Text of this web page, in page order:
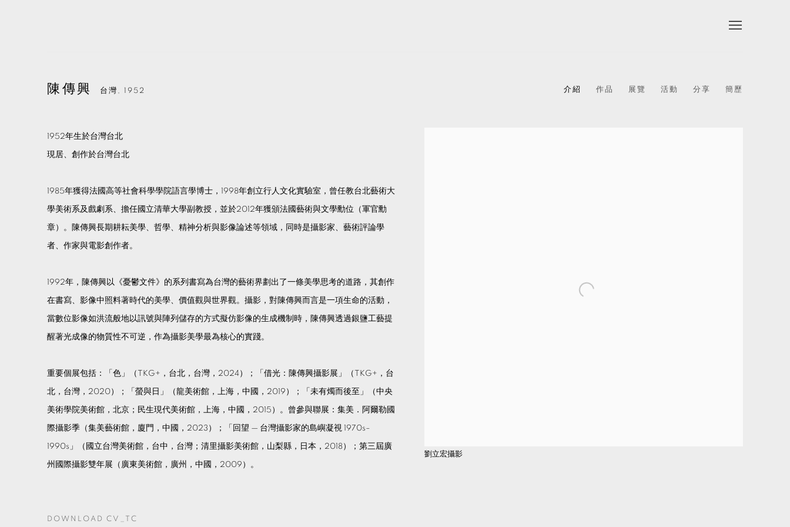
陳傳興 台灣, 1952 介紹 作品 展覽 活動 分享 簡歷
劉立宏攝影
1952年生於台灣台北
現居、創作於台灣台北
1985年獲得法國高等社會科學學院語言學博士，1998年創立行人文化實驗室，曾任教台北藝術大
學美術系及戲劇系、擔任國立清華大學副教授，並於2012年獲頒法國藝術與文學勳位（軍官勳
章）。陳傳興長期耕耘美學、哲學、精神分析與影像論述等領域，同時是攝影家、藝術評論學
者、作家與電影創作者。
1992年，陳傳興以《憂鬱文件》的系列書寫為台灣的藝術界劃出了一條美學思考的道路，其創作
在書寫、影像中照料著時代的美學、價值觀與世界觀。攝影，對陳傳興而言是一項生命的活動，
當數位影像如洪流般地以訊號與陣列儲存的方式擬仿影像的生成機制時，陳傳興透過銀鹽工藝提
醒著光成像的物質性不可逆，作為攝影美學最為核心的實踐。
重要個展包括：「色」（TKG+，台北，台灣，2024）；「借光：陳傳興攝影展」（TKG+，台
北，台灣，2020）；「螢與日」（龍美術館，上海，中國，2019）；「未有燭而後至」（中央
美術學院美術館，北京；民生現代美術館，上海，中國，2015）。曾參與聯展：集美．阿爾勒國
際攝影季（集美藝術館，廈門，中國，2023）；「回望 — 台灣攝影家的島嶼凝視 1970s–
1990s」（國立台灣美術館，台中，台灣；清里攝影美術館，山梨縣，日本，2018）；第三屆廣
州國際攝影雙年展（廣東美術館，廣州，中國，2009）。
DOWNLOAD CV_TC